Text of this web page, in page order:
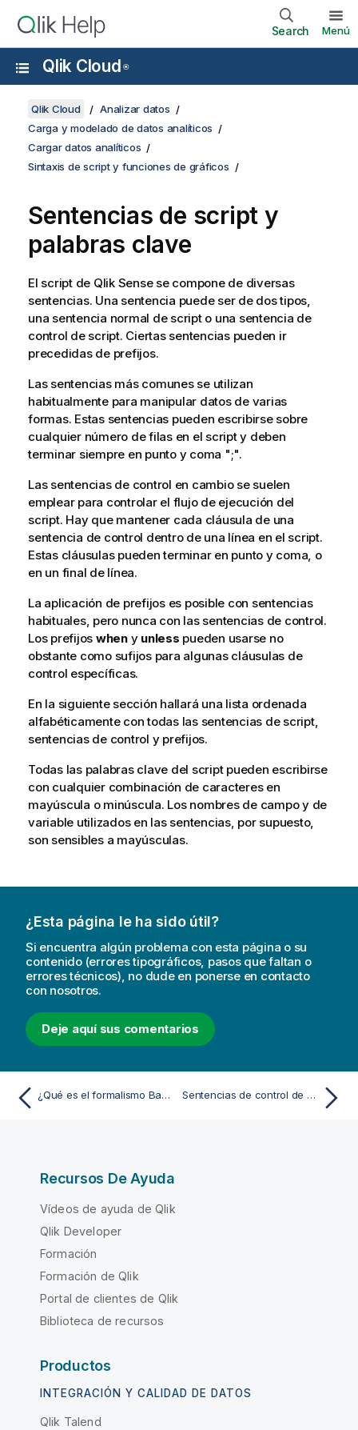
Search Menú
Qlik Cloud ®
Qlik Cloud
Analizar datos
Carga y modelado de datos analíticos
Cargar datos analíticos
Sintaxis de script y funciones de gráficos
Sentencias de script y
palabras clave
El script de Qlik Sensese compone de diversas
sentencias. Una sentencia puede ser de dos tipos,
una sentencia normal de script o una sentencia de
control de script. Ciertas sentencias pueden ir
precedidas de prefijos.
Las sentencias más comunes se utilizan
habitualmente para manipular datos de varias
formas. Estas sentencias pueden escribirse sobre
cualquier número de filas en el script y deben
terminar siempre en punto y coma ";".
Las sentencias de control en cambio se suelen
emplear para controlar el flujo de ejecución del
script. Hay que mantener cada cláusula de una
sentencia de control dentro de una línea en el script.
Estas cláusulas pueden terminar en punto y coma, o
en un final de línea.
La aplicación de prefijos es posible con sentencias
habituales, pero nunca con las sentencias de control.
Los prefijos wheny unless pueden usarse no
obstante como sufijos para algunas cláusulas de
control específicas.
En la siguiente sección hallará una lista ordenada
alfabéticamente con todas las sentencias de script,
sentencias de control y prefijos.
Todas las palabras clave del script pueden escribirse
con cualquier combinación de caracteres en
mayúscula o minúscula. Los nombres de campo y de
variable utilizados en las sentencias, por supuesto,
son sensibles a mayúsculas.
¿Esta página le ha sido útil?
Si encuentra algún problema con esta página o su
contenido (errores tipográficos, pasos que faltan o
errores técnicos), no dude en ponerse en contacto
con nosotros.
Deje aquí sus comentarios
¿Qué es el formalismo Backus-Naur? Sentencias de control de script
Recursos De Ayuda
Vídeos de ayuda de Qlik
Qlik Developer
Formación
Formación de Qlik
Portal de clientes de Qlik
Biblioteca de recursos
Productos
INTEGRACIÓN Y CALIDAD DE DATOS
Qlik Talend